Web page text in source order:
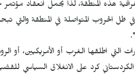
هذه المنطقة، لذا يحمل انعقاد
الحروب المتواصلة في المنطقة والتي
التي اطلقها الغرب أو الأمريكيين،
كرد على الانغلاق السياسي